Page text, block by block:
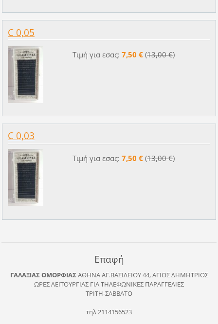
C 0,05
Τιμή για εσας: 7,50 €(13,00 €)
C 0,03
Τιμή για εσας: 7,50 €(13,00 €)
Επαφή
ΓΑΛΑΞΙΑΣ ΟΜΟΡΦΙΑΣΑΘΗΝΑΑΓ.ΒΑΣΙΛΕΙΟΥ 44, ΑΓΙΟΣ ΔΗΜΗΤΡΙΟΣ
ΩΡΕΣ ΛΕΙΤΟΥΡΓΙΑΣ ΓΙΑ ΤΗΛΕΦΩΝΙΚΕΣ ΠΑΡΑΓΓΕΛΙΕΣ
ΤΡΙΤΗ-ΣΑΒΒΑΤΟ
τηλ 2114156523